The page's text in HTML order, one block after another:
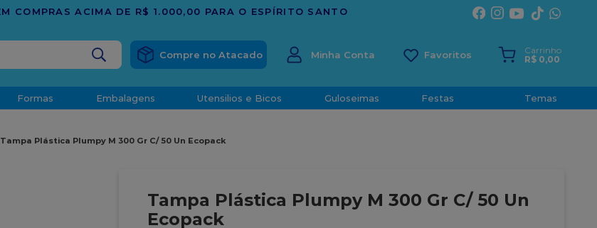
TRADIÇÃO E CONFIANÇA DESDE 2001
Minha Conta
Carrinho
R$ 0,00
Formas Embalagens Utensilios e Bicos Guloseimas Festas Temas
Tampa Plástica Plumpy M 300 Gr C/ 50 Un Ecopack
Tampa Plástica Plumpy M 300 Gr C/ 50 Un
Ecopack